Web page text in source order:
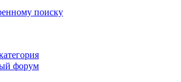
поиску
форум